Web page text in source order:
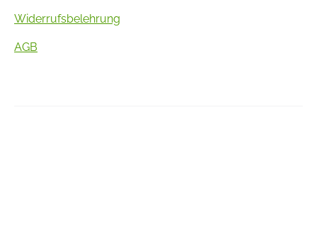
Widerrufsbelehrung
AGB